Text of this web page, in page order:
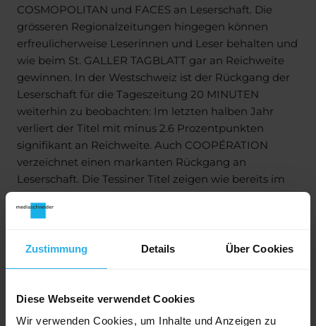
Zustimmung Details Über Cookies
Diese Webseite verwendet Cookies
Wir verwenden Cookies, um Inhalte und Anzeigen zu
COSMOPOLITAN und FACES an Leserschaft. Die
grösseren Regionalzeitungen hingegen können
erfreulicherweise Leserinnen und Leser behalten und
wie beim St. GALLER TAGBLATT gar an Reichweite
gewinnen. In der Westschweiz ist der Rückgang der
Leserschaft für die Tageszeitung 20 MINUTEN
weiterhin zu beobachten: Im letzten halben Jahr
verliert der Titel mit minus 2.6 Prozentpunkten
signifikant an Reichweite. Auch COOPÉRATION
verzeichnet einen markanten Rückgang an
Leserschaft. Die Tessiner Titel zeigen wie bereits im
letzten Jahr ein stabiles Bild: Einzelne Titel können
sogar zulegen wie dies der Fall bei TICINO 7,
Kundenzeitschrift der Migros AZIONE ist.
somit nicht mehr in der aktuellen Leserstatistik der
WEMF ausgewiesen. Das gleiche gilt für DIE